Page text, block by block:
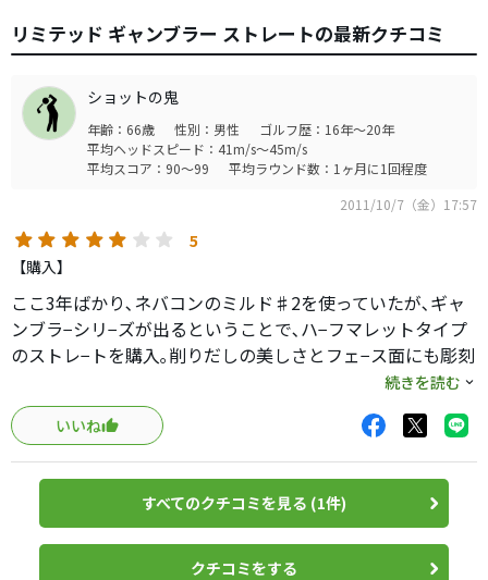
リミテッド ギャンブラー ストレートの最新クチコミ
ショットの鬼
年齢：66歳 性別：男性
ゴルフ歴：16年～20年
平均ヘッドスピード：41m/s～45m/s
平均スコア：90～99
平均ラウンド数：1ヶ月に1回程度
2011/10/7（金）17:57
5
【購入】
ここ3年ばかり､ネバコンのミルド♯2を使っていたが､ギャ
ンブラ−シリ−ズが出るということで､ハ−フマレットタイプ
のストレ−トを購入｡削りだしの美しさとフェ−ス面にも彫刻
があり､目立ちます｡(カバ−も白でこれも目立つ)難をいえ
ば､グリップが細い事(ネバコンは何故か細い)のでもう少し
太いグリップに変えた方が使い易いように思いますが､打
感､方向性もいうことはないです｡実勢価格がこれで2万円を
切る値段でてにはいるのですからこれは買いです｡
続きを読む
いいね
すべてのクチコミを見る (1件)
クチコミをする